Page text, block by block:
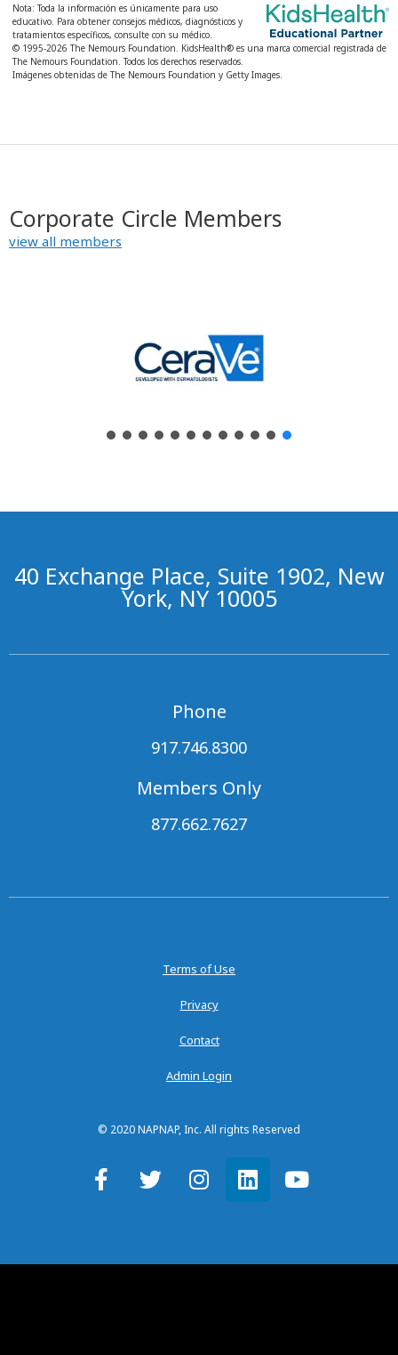
Nota: Toda la información es únicamente para uso
educativo. Para obtener consejos médicos, diagnósticos y
tratamientos específicos, consulte con su médico.
© 1995-2026 The Nemours Foundation. KidsHealth® es una marca comercial registrada de
The Nemours Foundation. Todos los derechos reservados.
Imágenes obtenidas de The Nemours Foundation y Getty Images.
Corporate Circle Members
view all members
40 Exchange Place, Suite 1902, New
York, NY 10005
Phone
917.746.8300
Members Only
877.662.7627
Terms of Use
Privacy
Contact
Admin Login
© 2020 NAPNAP, Inc. All rights Reserved